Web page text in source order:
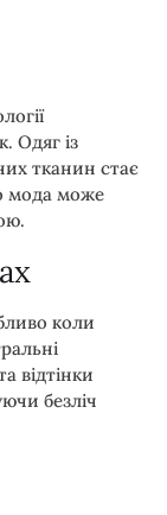
Одяг із
тканин стає
мода може
коли
відтінки
безліч